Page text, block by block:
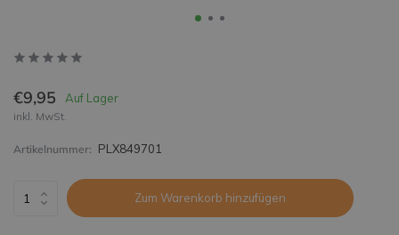
€9,95 Auf Lager
inkl. MwSt.
Artikelnummer: PLX849701
Zum Warenkorb hinzufügen